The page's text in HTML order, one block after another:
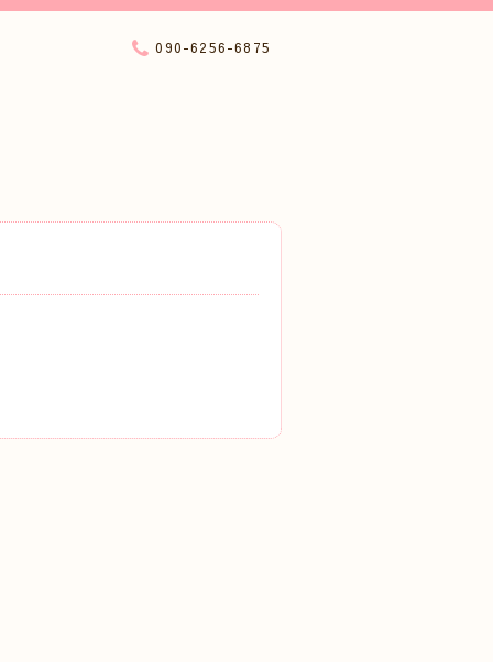
090-6256-6875